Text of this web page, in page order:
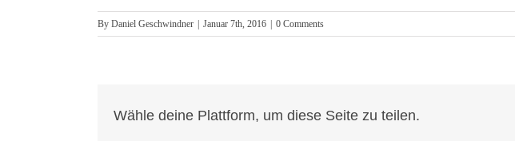
By Daniel Geschwindner Januar 7th, 2016 0 Comments
Wähle deine Plattform, um diese Seite zu teilen.